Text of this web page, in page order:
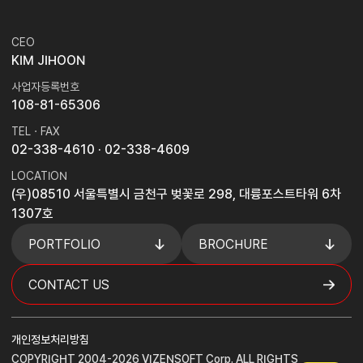
CEO
KIM JIHOON
사업자등록번호
108-81-65306
TEL · FAX
02-338-4610 · 02-338-4609
LOCATION
(우)08510 서울특별시 금천구 벚꽃로 298, 대륭포스트타워 6차
1307호
PORTFOLIO
BROCHURE
CONTACT US
개인정보처리방침
COPYRIGHT 2004-2026 VIZENSOFT Corp. ALL RIGHTS